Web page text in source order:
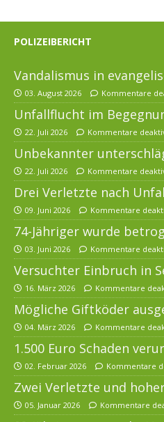
POLIZEIBERICHT
Vandalismus in
03. August 2026 Kommentare
Unfallflucht im
22. Juli 2026 Kommentare
Unbekannter
22. Juli 2026 Kommentare
Drei Verletzte nach
09. Juni 2026 Kommentare
74-Jähriger wurde
03. Juni 2026 Kommentare
Versuchter Einbruch in
16. März 2026 Kommentare
Mögliche Giftköder
04. März 2026 Kommentare
1.500 Euro Schaden
02. Februar 2026 Kommentare
Zwei Verletzte und
05. Januar 2026 Kommentare